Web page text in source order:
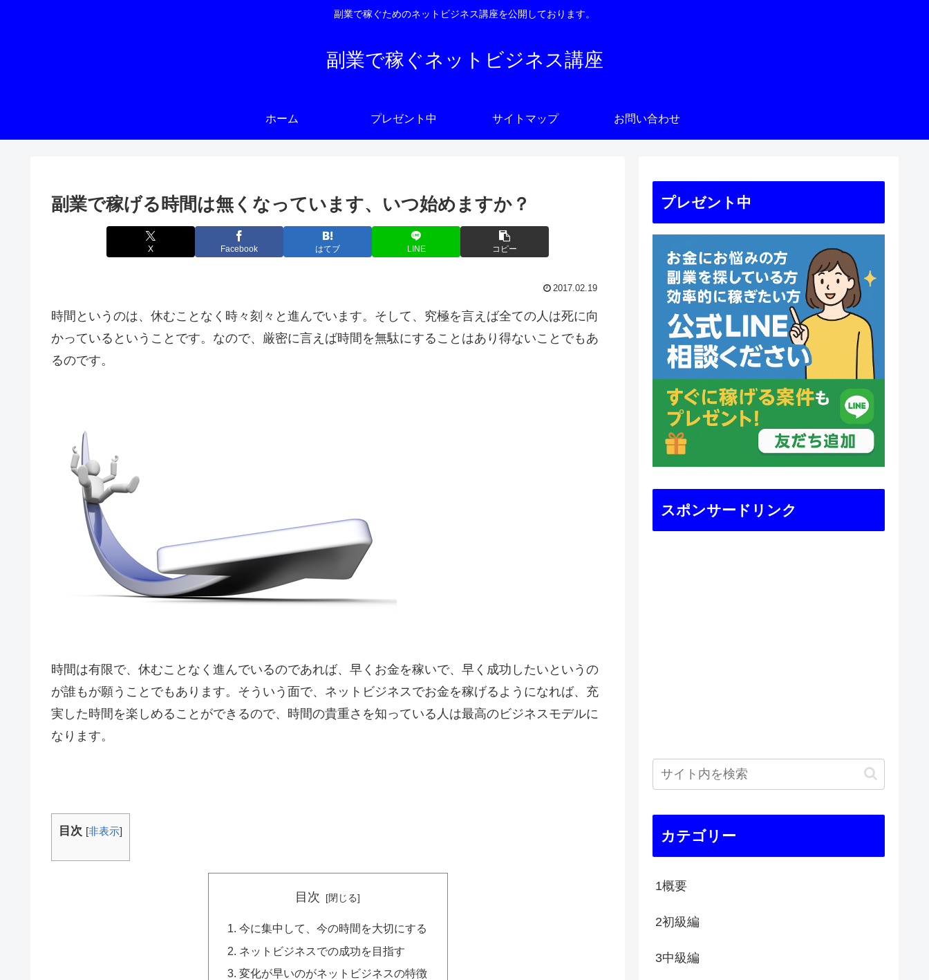
副業で稼ぐためのネットビジネス講座を公開しております。
副業で稼ぐネットビジネス講座
ホーム プレゼント中 サイトマップ お問い合わせ
副業で稼げる時間は無くなっています、いつ始めますか？
X Facebook はてブ LINE コピー
2017.02.19
時間というのは、休むことなく時々刻々と進んでいます。そして、究極を言えば全ての人は死に向
かっているということです。なので、厳密に言えば時間を無駄にすることはあり得ないことでもあ
るのです。
時間は有限で、休むことなく進んでいるのであれば、早くお金を稼いで、早く成功したいというの
が誰もが願うことでもあります。そういう面で、ネットビジネスでお金を稼げるようになれば、充
実した時間を楽しめることができるので、時間の貴重さを知っている人は最高のビジネスモデルに
なります。
目次 [非表示]
目次
今に集中して、今の時間を大切にする
ネットビジネスでの成功を目指す
変化が早いのがネットビジネスの特徴
プレゼント中
スポンサードリンク
カテゴリー
1概要
2初級編
3中級編